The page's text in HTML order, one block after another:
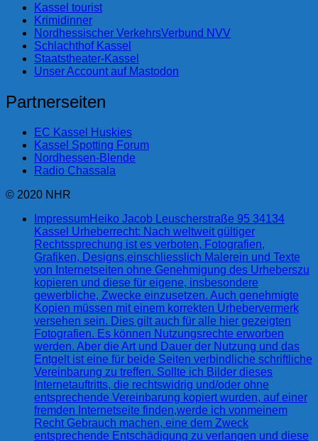
Kassel tourist
Krimidinner
Nordhessischer VerkehrsVerbund NVV
Schlachthof Kassel
Staatstheater-Kassel
Unser Account auf Mastodon
Partnerseiten
EC Kassel Huskies
Kassel Spotting Forum
Nordhessen-Blende
Radio Chassala
© 2020 NHR
ImpressumHeiko Jacob Leuscherstraße 95 34134
Kassel Urheberrecht: Nach weltweit gültiger
Rechtssprechung ist es verboten, Fotografien,
Grafiken, Designs,einschliesslich Malerein und Texte
von Internetseiten ohne Genehmigung des Urheberszu
kopieren und diese für eigene, insbesondere
gewerbliche, Zwecke einzusetzen. Auch genehmigte
Kopien müssen mit einem korrekten Urhebervermerk
versehen sein. Dies gilt auch für alle hier gezeigten
Fotografien. Es können Nutzungsrechte erworben
werden. Aber die Art und Dauer der Nutzung und das
Entgelt ist eine für beide Seiten verbindliche schriftliche
Vereinbarung zu treffen. Sollte ich Bilder dieses
Internetauftritts, die rechtswidrig und/oder ohne
entsprechende Vereinbarung kopiert wurden, auf einer
fremden Internetseite finden,werde ich vonmeinem
Recht Gebrauch machen, eine dem Zweck
entsprechende Entschädigung zu verlangen und diese